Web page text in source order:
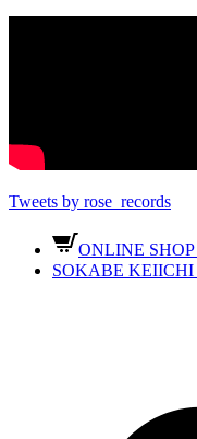
Tweets by rose_records
ONLINE SHOP
SOKABE KEIICHI